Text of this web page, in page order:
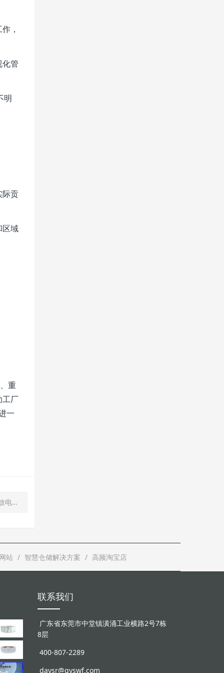
，
管
明
际贡
区域
重
工厂
一
营销
站 智慧仓储解决方案 高频淘宝店
联系我们
广东省东莞市中堂镇潢涌工业横路2号7栋
8层
400-807-2289
daysr@qyswf.com